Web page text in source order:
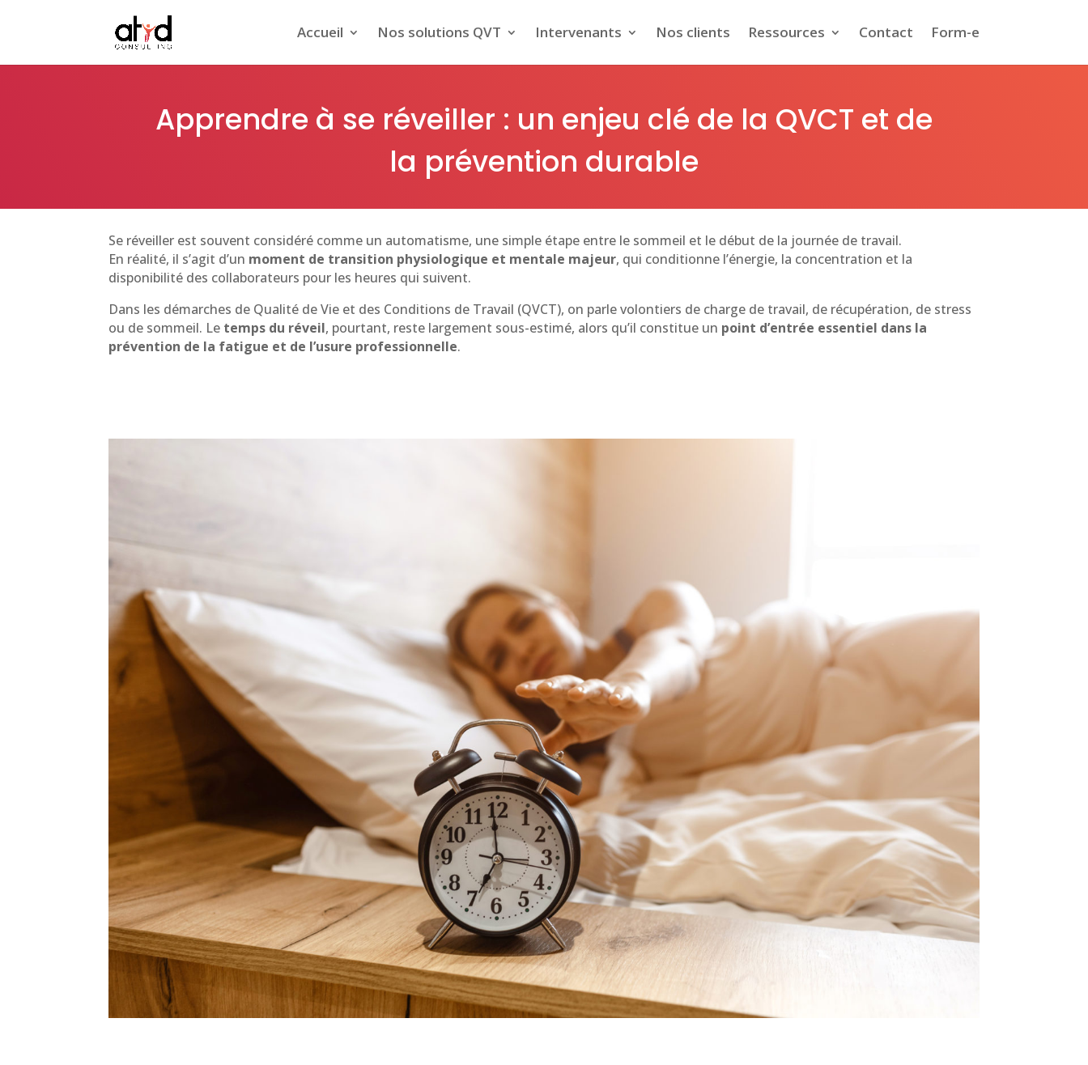
Accueil Nos solutions QVT Intervenants Nos clients Ressources Contact Form-e
Apprendre à se réveiller : un enjeu clé de la QVCT et de
la prévention durable
Se réveiller est souvent considéré comme un automatisme, une simple étape entre le sommeil et le début de la journée de travail.
En réalité, il s’agit d’un moment de transition physiologique et mentale majeur, qui conditionne l’énergie, la concentration et la
disponibilité des collaborateurs pour les heures qui suivent.
Dans les démarches de Qualité de Vie et des Conditions de Travail (QVCT), on parle volontiers de charge de travail, de récupération, de stress
ou de sommeil. Le temps du réveil, pourtant, reste largement sous-estimé, alors qu’il constitue un point d’entrée essentiel dans la
prévention de la fatigue et de l’usure professionnelle.